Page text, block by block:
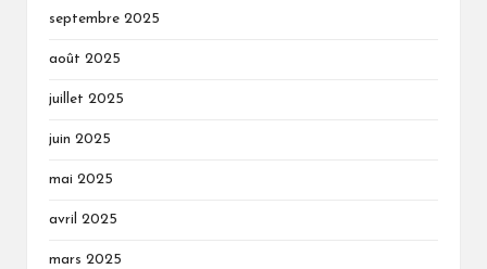
septembre 2025
août 2025
juillet 2025
juin 2025
mai 2025
avril 2025
mars 2025